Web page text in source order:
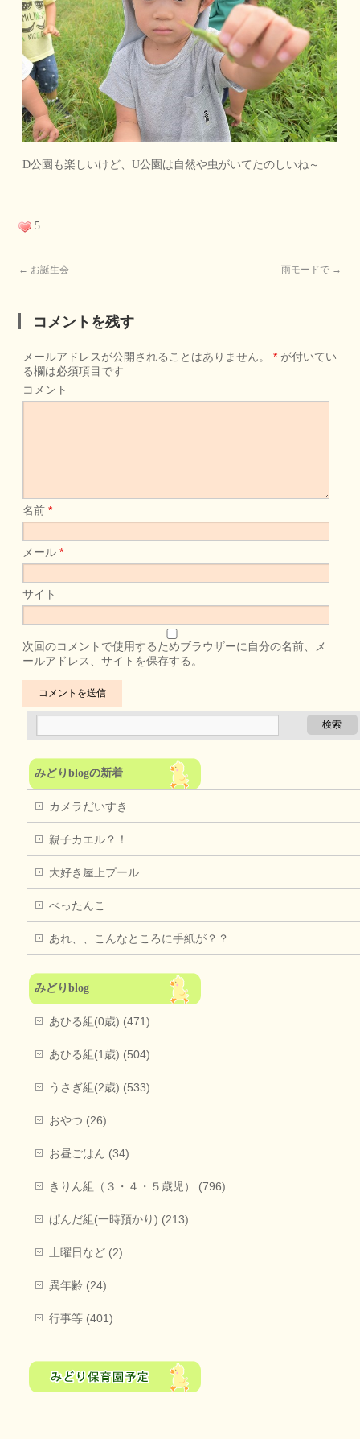
D公園も楽しいけど、U公園は自然や虫がいてたのしいね～
5
← お誕生会 雨モードで →
コメントを残す
メールアドレスが公開されることはありません。 * が付いてい
る欄は必須項目です
コメント
名前*
メール*
サイト
次回のコメントで使用するためブラウザーに自分の名前、メ
ールアドレス、サイトを保存する。
みどりblogの新着
カメラだいすき
親子カエル？！
大好き屋上プール
ぺったんこ
あれ、、こんなところに手紙が？？
みどりblog
あひる組(0歳) (471)
あひる組(1歳) (504)
うさぎ組(2歳) (533)
おやつ (26)
お昼ごはん (34)
きりん組（３・４・５歳児） (796)
ぱんだ組(一時預かり) (213)
土曜日など (2)
異年齢 (24)
行事等 (401)